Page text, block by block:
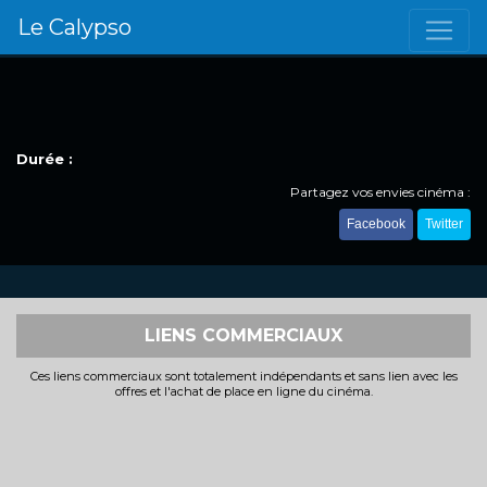
Le Calypso
Durée :
Partagez vos envies cinéma :
Facebook Twitter
LIENS COMMERCIAUX
Ces liens commerciaux sont totalement indépendants et sans lien avec les
offres et l'achat de place en ligne du cinéma.